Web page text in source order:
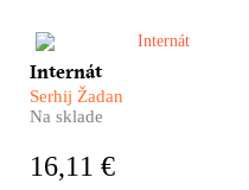
Je mrazivý január 2015. Sme
na východe Ukrajiny. A
Ukrajiny – to je vojna. Vie to
učiteľ Paša, ktorý sleduje, ako
blíži k jeho domu. Buď ju
Internát
Serhij Žadan
Na sklade
16,11 €